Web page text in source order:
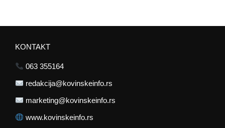
KONTAKT
063 355164
redakcija@kovinskeinfo.rs
marketing@kovinskeinfo.rs
www.kovinskeinfo.rs